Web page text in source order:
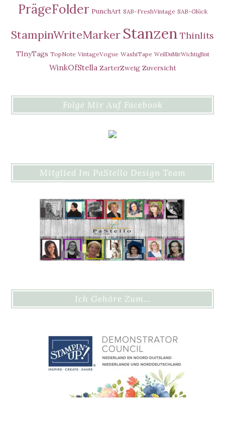
PrägeFolder PunchArt SAB-FreshVintage SAB-Glück
StampinWriteMarker Stanzen Thinlits
TInyTags TopNote VintageVogue WashiTape WeilDuMirWichtigBist
WinkOfStella ZarterZweig Zuversicht
Folge Mir Auf Facebook
Mitglied Im PaStello Design Team
Ich Gehöre Zum…